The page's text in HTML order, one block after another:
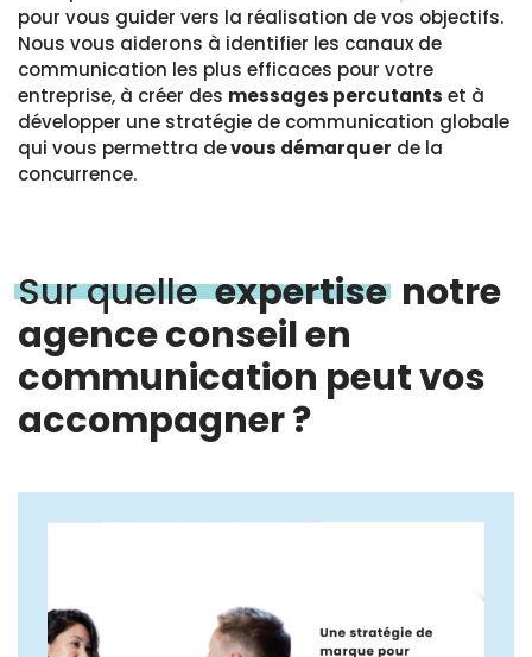
pour vous guider vers la réalisation de vos objectifs.
Nous vous aiderons à identifier les canaux de
communication les plus efficaces pour votre
entreprise, à créer des messages percutants et à
développer une stratégie de communication globale
qui vous permettra devous démarquer de la
concurrence.
Sur quelleexpertise notre
agence conseil en
communication peut vos
accompagner ?